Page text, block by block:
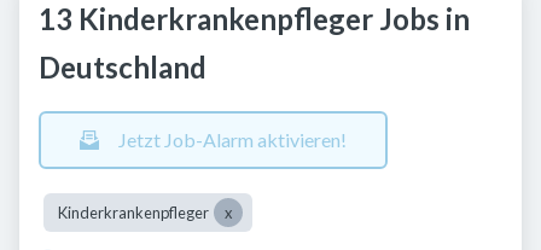
13 Kinderkrankenpfleger Jobs in
Deutschland
Jetzt Job-Alarm aktivieren!
Kinderkrankenpfleger